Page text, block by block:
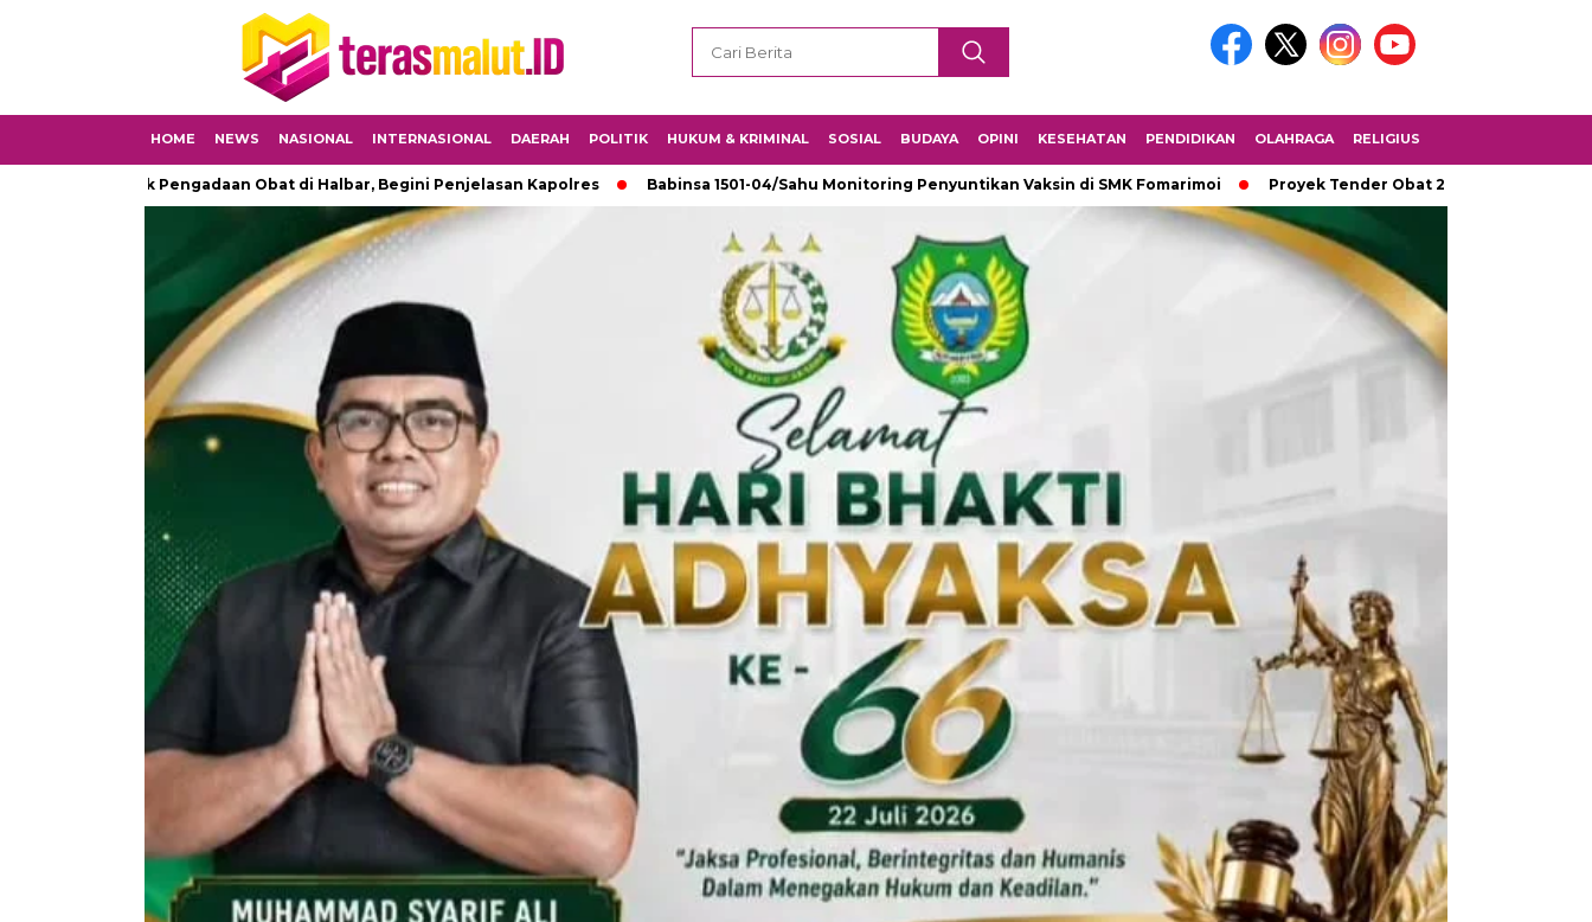
HOME NEWS NASIONAL INTERNASIONAL DAERAH POLITIK HUKUM & KRIMINAL SOSIAL BUDAYA OPINI KESEHATAN PENDIDIKAN OLAHRAGA RELIGIUS
Proyek Pengadaan Obat di Halbar, Begini Penjelasan Kapolres Babinsa 1501-04/Sahu Monitoring Penyuntikan Vaksin di SMK Fomarimoi Proyek Tender Obat 2,2 Miliar Tidak Melalui ULP,